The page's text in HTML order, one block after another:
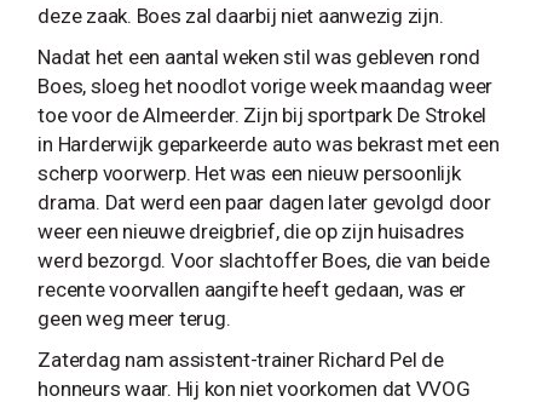
deze zaak. Boes zal daarbij niet aanwezig zijn.
Nadat het een aantal weken stil was gebleven rond
Boes, sloeg het noodlot vorige week maandag weer
toe voor de Almeerder. Zijn bij sportpark De Strokel
in Harderwijk geparkeerde auto was bekrast met een
scherp voorwerp. Het was een nieuw persoonlijk
drama. Dat werd een paar dagen later gevolgd door
weer een nieuwe dreigbrief, die op zijn huisadres
werd bezorgd. Voor slachtoffer Boes, die van beide
recente voorvallen aangifte heeft gedaan, was er
geen weg meer terug.
Zaterdag nam assistent-trainer Richard Pel de
honneurs waar. Hij kon niet voorkomen dat VVOG